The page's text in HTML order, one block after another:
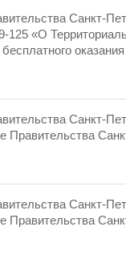
Санкт-
125 «О
Санкт-
Правительства
Санкт-
Правительства